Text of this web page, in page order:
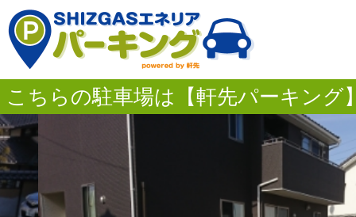
こちらの駐車場は【軒先パーキング